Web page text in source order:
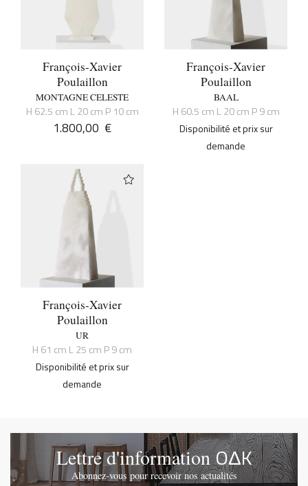
François-Xavier
Poulaillon
MONTAGNE CELESTE
H 62.5 cm L 20 cm P 10 cm
1.800,00 €
François-Xavier
Poulaillon
BAAL
H 60.5 cm L 20 cm P 9 cm
Disponibilité et prix sur
demande
François-Xavier
Poulaillon
UR
H 61 cm L 25 cm P 9 cm
Disponibilité et prix sur
demande
Lettre d'informationOΔK
Abonnez-vous pour recevoir nos actualités